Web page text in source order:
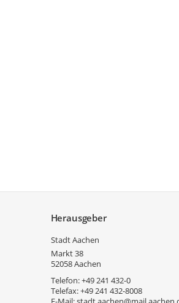
Herausgeber
Stadt Aachen
Markt 38
52058Aachen
Telefon:+49 241 432-0
Telefax:+49 241 432-8008